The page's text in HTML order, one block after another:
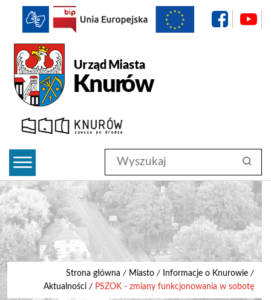
BIP
Wyszukaj
w
serwisie
szukaj
#search-submit
Strona główna / Miasto / Informacje o Knurowie /
Aktualności / PSZOK - zmiany funkcjonowania w sobotę